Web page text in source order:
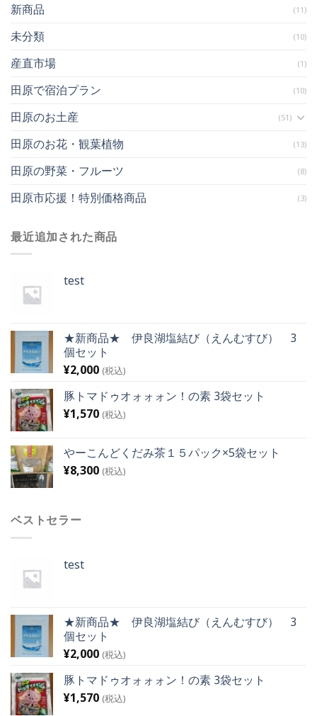
新商品 (11)
未分類 (10)
産直市場 (1)
田原で宿泊プラン (10)
田原のお土産 (51)
田原のお花・観葉植物 (13)
田原の野菜・フルーツ (8)
田原市応援！特別価格商品 (3)
最近追加された商品
test
★新商品★ 伊良湖塩結び（えんむすび） 3
個セット
¥2,000 (税込)
豚トマドゥオォォォン！の素 3袋セット
¥1,570 (税込)
やーこんどくだみ茶１５パック×5袋セット
¥8,300 (税込)
ベストセラー
test
★新商品★ 伊良湖塩結び（えんむすび） 3
個セット
¥2,000 (税込)
豚トマドゥオォォォン！の素 3袋セット
¥1,570 (税込)